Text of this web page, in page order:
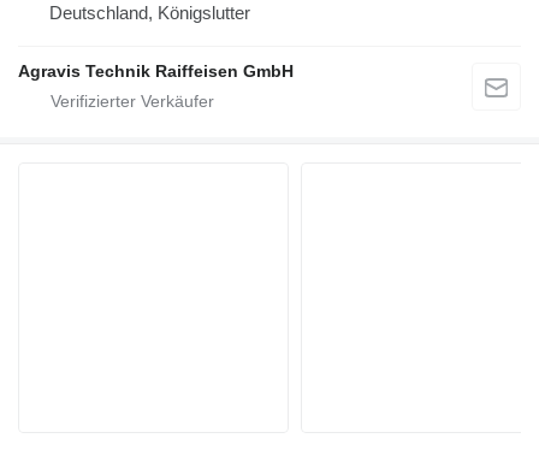
Deutschland, Königslutter
Agravis Technik Raiffeisen GmbH